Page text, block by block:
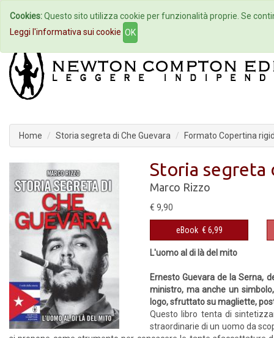
Home Autori Eventi
Home Storia segreta di Che Guevara Formato Copertina
Storia segreta
Marco Rizzo
€ 9,90
eBook € 6,99
L'uomo al di là del mito
Ernesto Guevara de la Serna,
ministro, ma anche un
logo, sfruttato su magliette,
Questo libro tenta di
straordinarie di un uomo da
Cookies:Questo sito utilizza cookie per funzionalità proprie. Se
Leggi l'informativa sui cookie OK